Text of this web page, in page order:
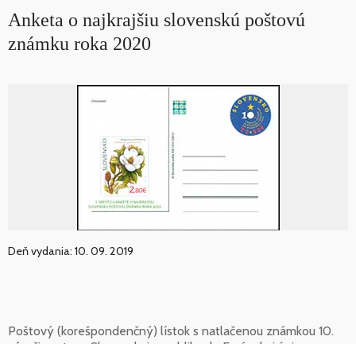
Anketa o najkrajšiu slovenskú poštovú
známku roka 2020
Deň vydania: 10. 09. 2019
Poštový (korešpondenčný) lístok s natlačenou známkou 10.